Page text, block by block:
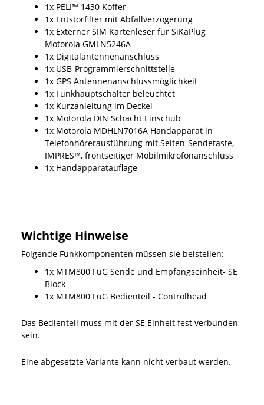
1x PELI™ 1430 Koffer
1x Entstörfilter mit Abfallverzögerung
1x Externer SIM Kartenleser für SiKaPlug
Motorola GMLN5246A
1x Digitalantennenanschluss
1x USB-Programmierschnittstelle
1x GPS Antennenanschlussmöglichkeit
1x Funkhauptschalter beleuchtet
1x Kurzanleitung im Deckel
1x Motorola DIN Schacht Einschub
1x Motorola MDHLN7016A Handapparat in
Telefonhörerausführung mit Seiten-Sendetaste,
IMPRES™, frontseitiger Mobilmikrofonanschluss
1x Handapparatauflage
Wichtige Hinweise
Folgende Funkkomponenten müssen sie beistellen:
1x MTM800 FuG Sende und Empfangseinheit- SE
Block
1x MTM800 FuG Bedienteil - Controlhead
Das Bedienteil muss mit der SE Einheit fest verbunden
sein.
Eine abgesetzte Variante kann nicht verbaut werden.